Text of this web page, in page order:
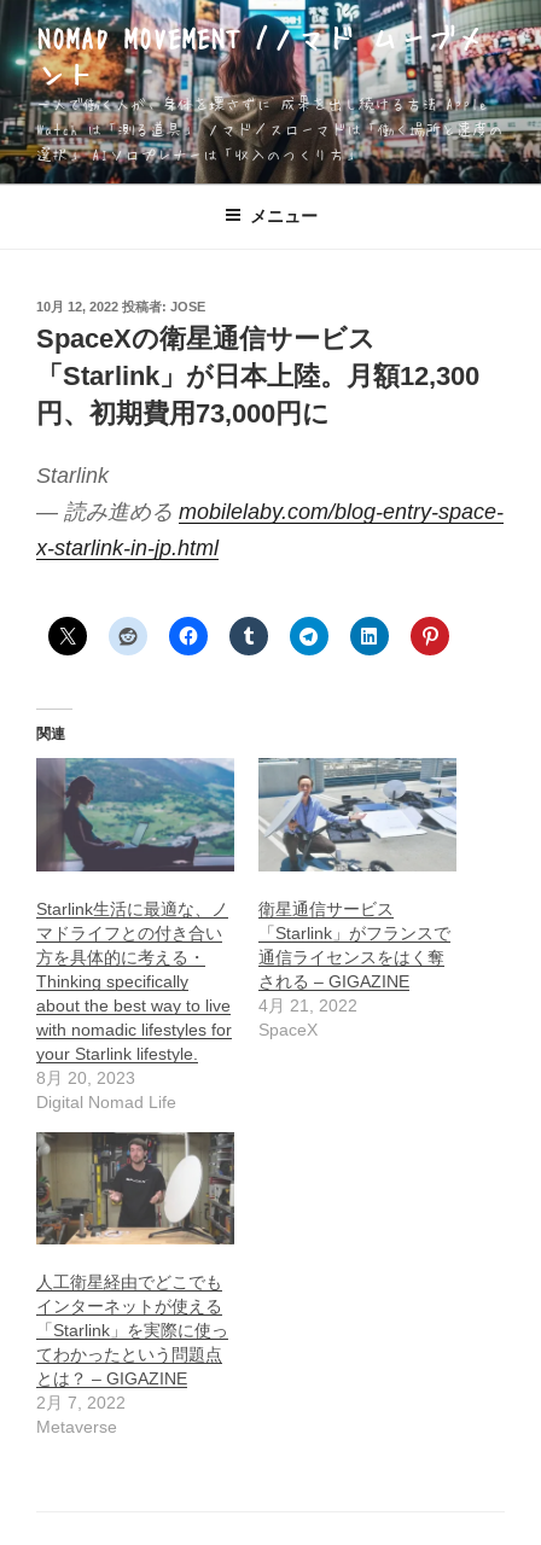
ン
テ
ン
ツ
へ
ス
NOMAD MOVEMENT /ノマド ムーブメ
ント
一人で働く人が、身体を壊さずに 成果を出し続ける方法 Apple
Watch は「測る道具」 ノマド／スローマドは「働く場所と速度の
選択」 AIソロプレナーは「収入のつくり方」
メニュー
投
稿
日:
10月 12, 2022 投稿者: JOSE
SpaceXの衛星通信サービス
「Starlink」が日本上陸。月額12,300
円、初期費用73,000円に
Starlink
— 読み進める mobilelaby.com/blog-entry-space-
x-starlink-in-jp.html
関連
Starlink生活に最適な、ノ
マドライフとの付き合い
方を具体的に考える・
Thinking specifically
about the best way to live
with nomadic lifestyles for
your Starlink lifestyle.
8月 20, 2023
Digital Nomad Life
衛星通信サービス
「Starlink」がフランスで
通信ライセンスをはく奪
される – GIGAZINE
4月 21, 2022
SpaceX
人工衛星経由でどこでも
インターネットが使える
「Starlink」を実際に使っ
てわかったという問題点
とは？ – GIGAZINE
2月 7, 2022
Metaverse